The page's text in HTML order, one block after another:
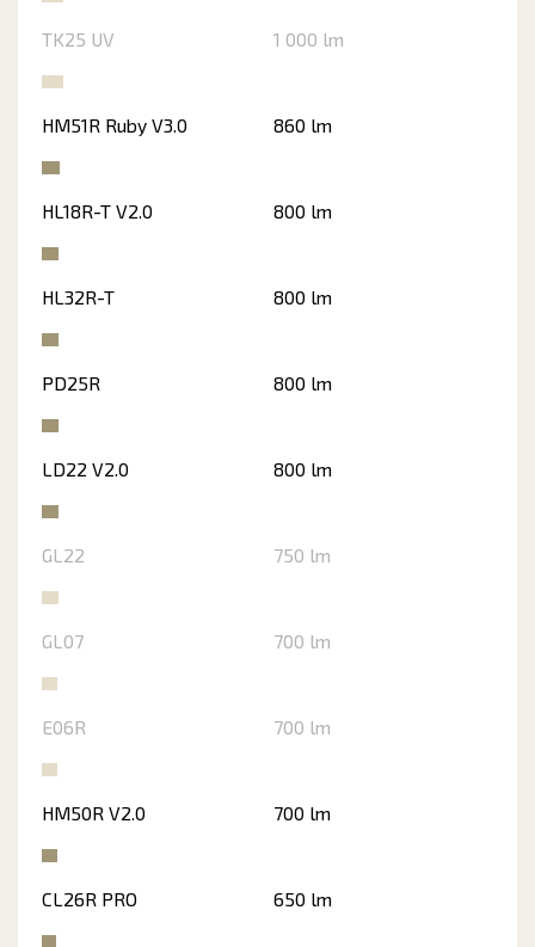
TK25 UV 1 000 lm
HM51R Ruby V3.0 860 lm
HL18R-T V2.0 800 lm
HL32R-T 800 lm
PD25R 800 lm
LD22 V2.0 800 lm
GL22 750 lm
GL07 700 lm
E06R 700 lm
HM50R V2.0 700 lm
CL26R PRO 650 lm